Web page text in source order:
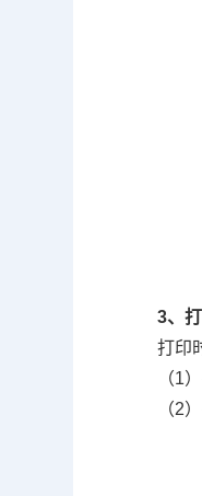
3、
打印
（1
（2